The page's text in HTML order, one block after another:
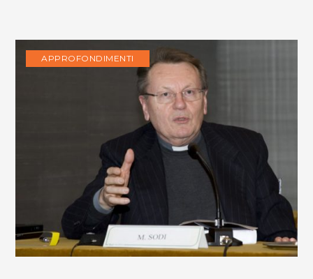
APPROFONDIMENTI